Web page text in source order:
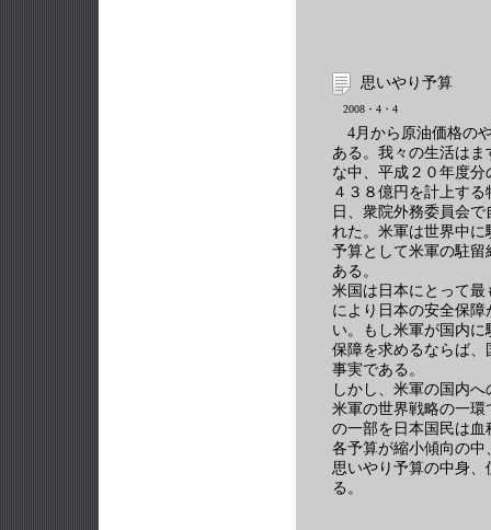
思いやり予算
2008・4・4
4月から原油価格の
ある。我々の生活は
な中、平成２０年度
４３８億円を計上す
日、衆院外務委員会
れた。米軍は世界中
予算として米軍の駐
ある。
米国は日本にとって
により日本の安全保
い。もし米軍が国内
保障を求めるならば
事実である。
しかし、米軍の国内
米軍の世界戦略の一
の一部を日本国民は
各予算が縮小傾向の
思いやり予算の中身
る。